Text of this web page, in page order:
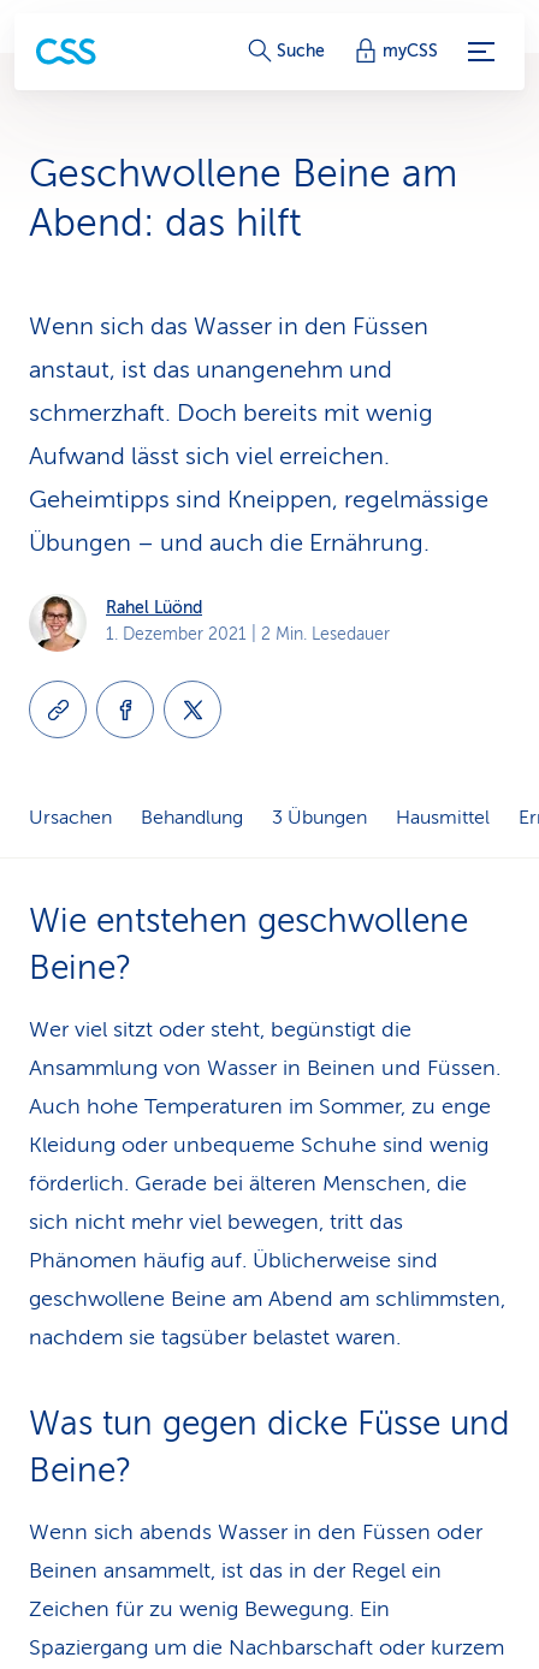
S
v
i
e
-
n
s
Suche myCSS
Ge­schwol­lene Beine am
Abend: das hilft
Wenn sich das Wasser in den Füssen
anstaut, ist das unangenehm und
schmerzhaft. Doch bereits mit wenig
Aufwand lässt sich viel erreichen.
Geheimtipps sind Kneippen, regelmässige
Übungen – und auch die Ernährung.
Rahel Lüönd
1. Dezember 2021 | 2 Min. Lesedauer
Ursachen Behandlung 3 Übungen Hausmittel
Wie entstehen geschwollene
Beine?
Wer viel sitzt oder steht, begünstigt die
Ansammlung von Wasser in Beinen und Füssen.
Auch hohe Temperaturen im Sommer, zu enge
Kleidung oder unbequeme Schuhe sind wenig
förderlich. Gerade bei älteren Menschen, die
sich nicht mehr viel bewegen, tritt das
Phänomen häufig auf. Üblicherweise sind
geschwollene Beine am Abend am schlimmsten,
nachdem sie tagsüber belastet waren.
Was tun gegen dicke Füsse und
Beine?
Wenn sich abends Wasser in den Füssen oder
Beinen ansammelt, ist das in der Regel ein
Zeichen für zu wenig Bewegung. Ein
Spaziergang um die Nachbarschaft oder kurzem